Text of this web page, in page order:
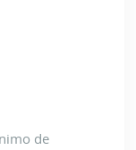
de